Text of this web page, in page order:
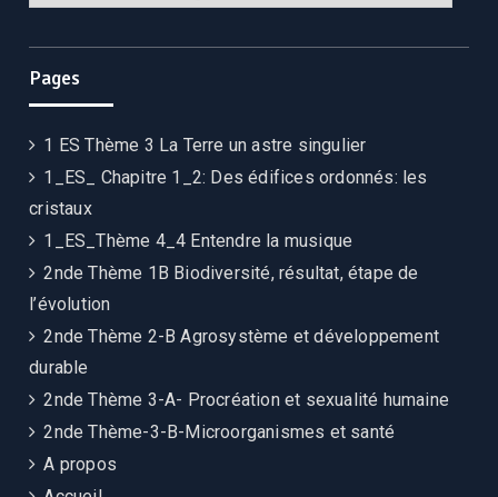
Pages
1 ES Thème 3 La Terre un astre singulier
1_ES_ Chapitre 1_2: Des édifices ordonnés: les
cristaux
1_ES_Thème 4_4 Entendre la musique
2nde Thème 1B Biodiversité, résultat, étape de
l’évolution
2nde Thème 2-B Agrosystème et développement
durable
2nde Thème 3-A- Procréation et sexualité humaine
2nde Thème-3-B-Microorganismes et santé
A propos